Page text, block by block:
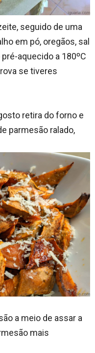
seguido de uma
em pó, oregãos, sal
aquecido a 180ºC
se tiveres
retira do forno e
parmesão ralado,
a meio de assar a
mais